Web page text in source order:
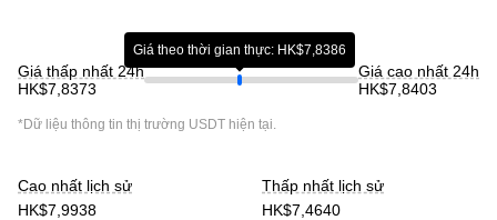
Giá thấp nhất 24h
HK$7,8373
Giá theo thời gian thực: HK$7,8386
Giá cao nhất 24h
HK$7,8403
*Dữ liệu thông tin thị trường USDT hiện tại.
Cao nhất lịch sử
HK$7,9938
Thấp nhất lịch sử
HK$7,4640